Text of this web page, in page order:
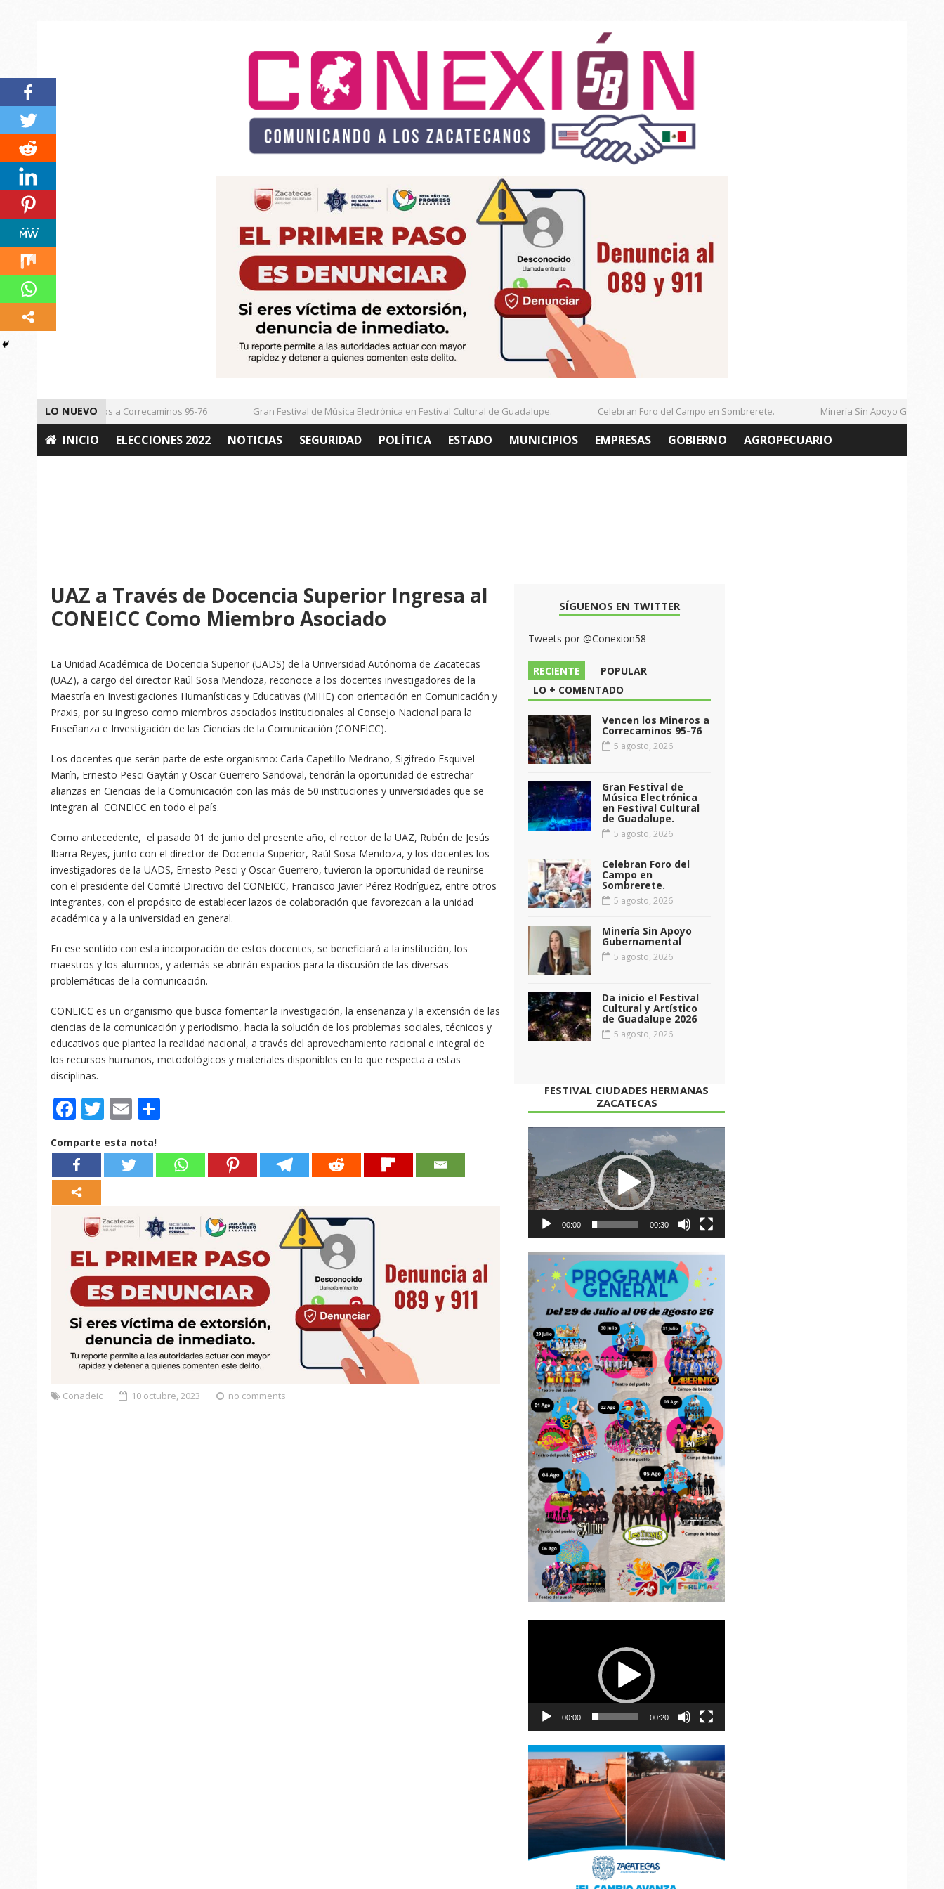
LO NUEVO
Vencen los Mineros a Correcaminos 95-76 Gran Festival de Música Electrónica en Festival Cultural de Guadalupe. Celebran Foro del Campo en Sombrerete. Minería Sin Apoyo
INICIO ELECCIONES 2022 NOTICIAS SEGURIDAD POLÍTICA ESTADO MUNICIPIOS EMPRESAS GOBIERNO AGROPECUARIO
UAZ a Través de Docencia Superior Ingresa al
CONEICC Como Miembro Asociado
La Unidad Académica de Docencia Superior (UADS) de la Universidad Autónoma de Zacatecas
(UAZ), a cargo del director Raúl Sosa Mendoza, reconoce a los docentes investigadores de la
Maestría en Investigaciones Humanísticas y Educativas (MIHE) con orientación en Comunicación y
Praxis, por su ingreso como miembros asociados institucionales al Consejo Nacional para la
Enseñanza e Investigación de las Ciencias de la Comunicación (CONEICC).
Los docentes que serán parte de este organismo: Carla Capetillo Medrano, Sigifredo Esquivel
Marín, Ernesto Pesci Gaytán y Oscar Guerrero Sandoval, tendrán la oportunidad de estrechar
alianzas en Ciencias de la Comunicación con las más de 50 instituciones y universidades que se
integran al CONEICC en todo el país.
Como antecedente, el pasado 01 de junio del presente año, el rector de la UAZ, Rubén de Jesús
Ibarra Reyes, junto con el director de Docencia Superior, Raúl Sosa Mendoza, y los docentes los
investigadores de la UADS, Ernesto Pesci y Oscar Guerrero, tuvieron la oportunidad de reunirse
con el presidente del Comité Directivo del CONEICC, Francisco Javier Pérez Rodríguez, entre otros
integrantes, con el propósito de establecer lazos de colaboración que favorezcan a la unidad
académica y a la universidad en general.
En ese sentido con esta incorporación de estos docentes, se beneficiará a la institución, los
maestros y los alumnos, y además se abrirán espacios para la discusión de las diversas
problemáticas de la comunicación.
CONEICC es un organismo que busca fomentar la investigación, la enseñanza y la extensión de las
ciencias de la comunicación y periodismo, hacia la solución de los problemas sociales, técnicos y
educativos que plantea la realidad nacional, a través del aprovechamiento racional e integral de
los recursos humanos, metodológicos y materiales disponibles en lo que respecta a estas
disciplinas.
Facebook
Twitter
Email
Comparte esta nota!
Conadeic 10 octubre, 2023 no comments
SÍGUENOS EN TWITTER
Tweets por @Conexion58
RECIENTE
POPULAR
LO + COMENTADO
Vencen los Mineros a
Correcaminos 95-76
5 agosto, 2026
Gran Festival de
Música Electrónica
en Festival Cultural
de Guadalupe.
5 agosto, 2026
Celebran Foro del
Campo en
Sombrerete.
5 agosto, 2026
Minería Sin Apoyo
Gubernamental
5 agosto, 2026
Da inicio el Festival
Cultural y Artístico
de Guadalupe 2026
5 agosto, 2026
FESTIVAL CIUDADES HERMANAS
ZACATECAS
de
vídeo
00:00 00:30
00:00 00:20